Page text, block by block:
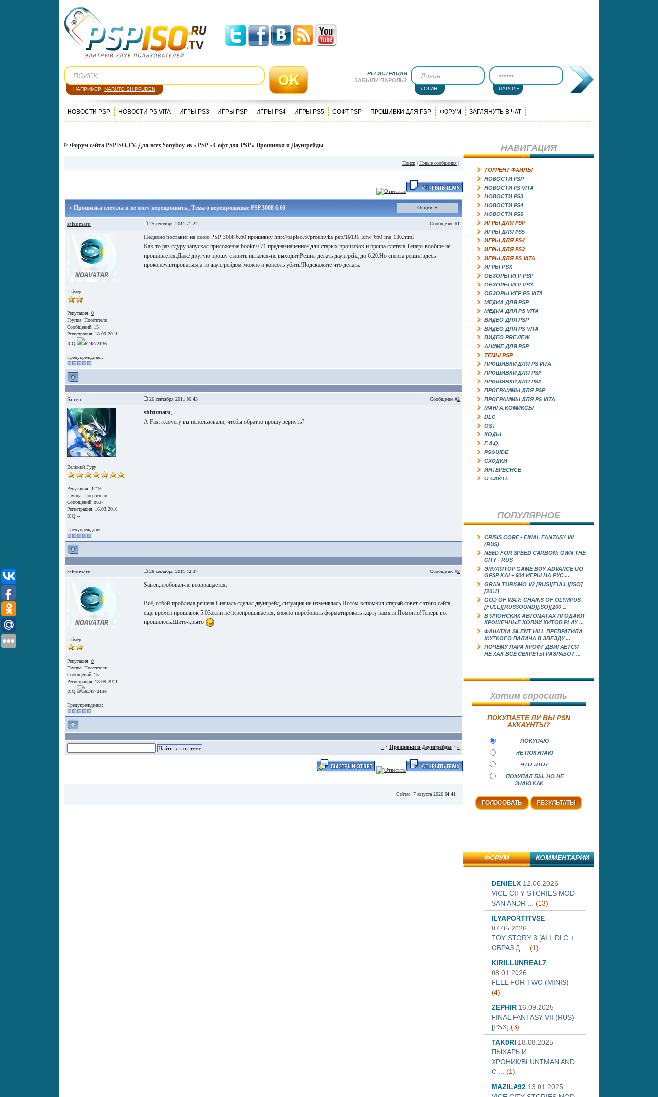
НАПРИМЕР: NARUTO SHIPPUDEN
РЕГИСТРАЦИЯ
ЗАБЫЛИ ПАРОЛЬ?
ЛОГИН ПАРОЛЬ
НОВОСТИ PSP НОВОСТИ PS VITA ИГРЫ PS3 ИГРЫ PSP ИГРЫ PS4 ИГРЫ PS5 СОФТ PSP ПРОШИВКИ ДЛЯ PSP ФОРУМ ЗАГЛЯНУТЬ В ЧАТ
Форум сайта PSPISO.TV. Для всех Sonyboy-ев » PSP» Софт для PSP» Прошивки и Даунгрейды
Поиск | Новые сообщения |
Прошивка слетела и не могу перепрошить., Тема о перепрошивке PSP 3008 6.60 Опции
shizumaru 25 сентября 2011 21:22 Сообщение #1
Геймер
Репутация: 0
Группа: Посетители
Сообщений: 15
Регистрация: 18.09.2011
ICQ:
624872136
Предупреждения:
Недавно поставил на свою PSP 3008 6.60 прошивку http://pspiso.tv/proshivka-psp/19131-lcfw-660-me-130.html
Как-то раз сдуру запускал приложение bookr 0.71 предназначенное для старых прошивок и проша слетела.Теперь вообще не
прошивается.Даже другую прошу ставить пытался-не выходит.Решил делать даунгрейд до 6.20.Но сперва решил здесь
проконсультироваться,а то даунгрейдом можно и консоль убить!Подскажите что делать.
Sairen 26 сентября 2011 06:43 Сообщение #2
Великий Гуру
Репутация: 1219
Группа: Посетители
Сообщений: 8637
Регистрация: 16.03.2010
ICQ:--
Предупреждения:
shizumaru,
А Fast recovery вы использовали, чтобы обратно прошу вернуть?
shizumaru 26 сентября 2011 12:37 Сообщение #3
Геймер
Репутация: 0
Группа: Посетители
Сообщений: 15
Регистрация: 18.09.2011
ICQ:
624872136
Предупреждения:
Sairen,пробовал-не возвращается.
Всё, отбой-проблема решена.Сначала сделал даунгрейд, ситуация не изменилась.Потом вспомнил старый совет с этого сайта,
ещё времён прошивок 5.03:если не перепрошивается, можно поробовать форматировать карту памяти.Помогло!Теперь всё
прошилось.Шито-крыто
« · Прошивки и Даунгрейды · »
Сейчас: 7 августа 2026 04:41
НАВИГАЦИЯ
ТОРРЕНТ ФАЙЛЫ
НОВОСТИ PSP
НОВОСТИ PS VITA
НОВОСТИ PS3
НОВОСТИ PS4
НОВОСТИ PS5
ИГРЫ ДЛЯ PSP
ИГРЫ ДЛЯ PS5
ИГРЫ ДЛЯ PS4
ИГРЫ ДЛЯ PS3
ИГРЫ ДЛЯ PS VITA
ИГРЫ PSX
ОБЗОРЫ ИГР PSP
ОБЗОРЫ ИГР PS3
ОБЗОРЫ ИГР PS VITA
МЕДИА ДЛЯ PSP
МЕДИА ДЛЯ PS VITA
ВИДЕО ДЛЯ PSP
ВИДЕО ДЛЯ PS VITA
ВИДЕО PREVIEW
АНИМЕ ДЛЯ PSP
ТЕМЫ PSP
ПРОШИВКИ ДЛЯ PS VITA
ПРОШИВКИ ДЛЯ PSP
ПРОШИВКИ ДЛЯ PS3
ПРОГРАММЫ ДЛЯ PSP
ПРОГРАММЫ ДЛЯ PS VITA
МАНГА.КОМИКСЫ
DLC
OST
КОДЫ
F.A.Q.
PSGUIDE
СХОДКИ
ИНТЕРЕСНОЕ
О САЙТЕ
ПОПУЛЯРНОЕ
CRISIS CORE - FINAL FANTASY VII
(RUS)
NEED FOR SPEED CARBON: OWN THE
CITY - RUS
ЭМУЛЯТОР GAME BOY ADVANCE UO
GРSP KAI + 504 ИГРЫ НА РУС ...
GRAN TURISMO V2 [RUS][FULL][ISO]
[2011]
GOD OF WAR: CHAINS OF OLYMPUS
[FULL][RUSSOUND][ISO][200 ...
В ЯПОНСКИХ АВТОМАТАХ ПРОДАЮТ
КРОШЕЧНЫЕ КОПИИ ХИТОВ PLAY ...
ФАНАТКА SILENT HILL ПРЕВРАТИЛА
ЖУТКОГО ПАЛАЧА В ЗВЕЗДУ ...
ПОЧЕМУ ЛАРА КРОФТ ДВИГАЕТСЯ
НЕ КАК ВСЕ СЕКРЕТЫ РАЗРАБОТ ...
Хотим спросить
ПОКУПАЕТЕ ЛИ ВЫ PSN
АККАУНТЫ?
ПОКУПАЮ
НЕ ПОКУПАЮ
ЧТО ЭТО?
ПОКУПАЛ БЫ, НО НЕ
ЗНАЮ КАК
ФОРУМ КОММЕНТАРИИ
DENIELX 12.06.2026
VICE CITY STORIES MOD
SAN ANDR ... (13)
ILYAPORTITVSE
07.05.2026
TOY STORY 3 [ALL DLC +
ОБРАЗ Д ... (1)
KIRILLUNREAL7
08.01.2026
FEEL FOR TWO (MINIS)
(4)
ZEPHIR 16.09.2025
FINAL FANTASY VII (RUS)
[PSX] (3)
TAK0RI 18.08.2025
ПЫХАРЬ И
ХРОНИК/BLUNTMAN AND
C ... (1)
MAZILA92 13.01.2025